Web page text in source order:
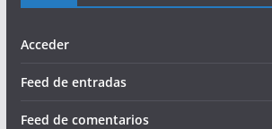
Acceder
Feed de entradas
Feed de comentarios